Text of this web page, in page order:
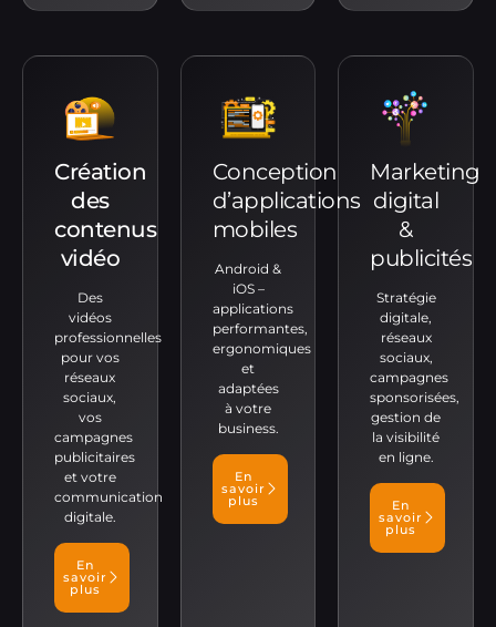
Création
des
contenus
vidéo
Des
vidéos
professionnelles
pour vos
réseaux
sociaux,
vos
campagnes
publicitaires
et votre
communication
digitale.
En
savoir
plus
Conception
d’applications
mobiles
Android &
iOS –
applications
performantes,
ergonomiques
et
adaptées
à votre
business.
En
savoir
plus
Marketing
digital
&
publicités
Stratégie
digitale,
réseaux
sociaux,
campagnes
sponsorisées,
gestion de
la visibilité
en ligne.
En
savoir
plus